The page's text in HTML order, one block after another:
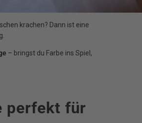
krachen? Dann ist eine
– bringst du Farbe ins Spiel,
perfekt für